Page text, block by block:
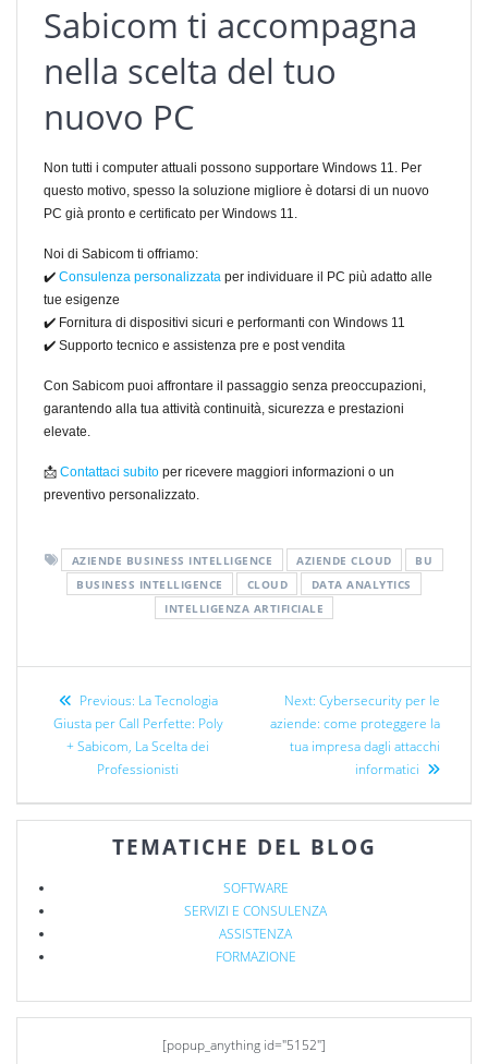
Sabicom ti accompagna
nella scelta del tuo
nuovo PC
Non tutti i computer attuali possono supportare Windows 11. Per
questo motivo, spesso la soluzione migliore è dotarsi di un nuovo
PC già pronto e certificato per Windows 11.
Noi di Sabicom ti offriamo:
✔️ Consulenza personalizzata per individuare il PC più adatto alle
tue esigenze
✔️ Fornitura di dispositivi sicuri e performanti con Windows 11
✔️ Supporto tecnico e assistenza pre e post vendita
Con Sabicom puoi affrontare il passaggio senza preoccupazioni,
garantendo alla tua attività continuità, sicurezza e prestazioni
elevate.
📩 Contattaci subito per ricevere maggiori informazioni o un
preventivo personalizzato.
AZIENDE BUSINESS INTELLIGENCE AZIENDE CLOUD
BU
BUSINESS INTELLIGENCE
CLOUD
DATA ANALYTICS
INTELLIGENZA ARTIFICIALE
Previous: La Tecnologia
Giusta per Call Perfette: Poly
+ Sabicom, La Scelta dei
Professionisti
Next: Cybersecurity per le
aziende: come proteggere la
tua impresa dagli attacchi
informatici
TEMATICHE DEL BLOG
SOFTWARE
SERVIZI E CONSULENZA
ASSISTENZA
FORMAZIONE
[popup_anything id="5152"]